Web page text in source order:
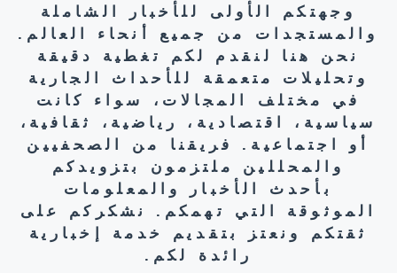
وجهتكم الأولى للأخبار الشاملة
والمستجدات من جميع أنحاء العالم.
نحن هنا لنقدم لكم تغطية دقيقة
وتحليلات متعمقة للأحداث الجارية
في مختلف المجالات، سواء كانت
سياسية، اقتصادية، رياضية، ثقافية،
أو اجتماعية. فريقنا من الصحفيين
والمحللين ملتزمون بتزويدكم
بأحدث الأخبار والمعلومات
الموثوقة التي تهمكم. نشكركم على
ثقتكم ونعتز بتقديم خدمة إخبارية
رائدة لكم.